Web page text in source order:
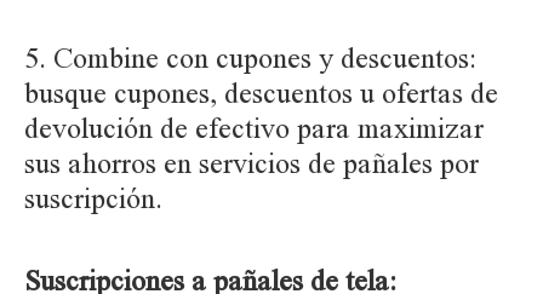
5. Combine con cupones y descuentos:
busque cupones, descuentos u ofertas de
devolución de efectivo para maximizar
sus ahorros en servicios de pañales por
suscripción.
Suscripciones a pañales de tela: